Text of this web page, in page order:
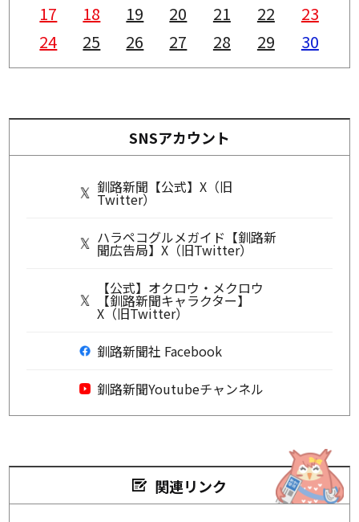
17
18 19 20 21 22
23
24
25 26 27 28 29 30
SNSアカウント
釧路新聞【公式】X（旧
Twitter）
ハラペコグルメガイド【釧路新
聞広告局】X（旧Twitter）
【公式】オクロウ・メクロウ
【釧路新聞キャラクター】
X（旧Twitter）
釧路新聞社 Facebook
釧路新聞Youtubeチャンネル
関連リンク